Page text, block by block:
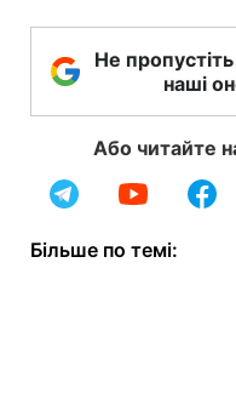
Не
наші
Або читайте
Більше по темі: